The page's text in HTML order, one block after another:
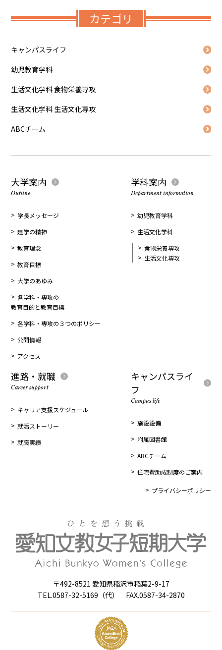
カテゴリ
キャンパスライフ
幼児教育学科
生活文化学科 食物栄養専攻
生活文化学科 生活文化専攻
ABCチーム
大学案内
Outline
学長メッセージ
建学の精神
教育理念
教育目標
大学のあゆみ
各学科・専攻の
教育目的と教育目標
各学科・専攻の３つのポリシー
公開情報
アクセス
学科案内
Department information
幼児教育学科
生活文化学科
食物栄養専攻
生活文化専攻
進路・就職
Career support
キャリア支援スケジュール
就活ストーリー
就職実績
キャンパスライ
フ
Campus life
施設設備
附属図書館
ABCチーム
住宅費助成制度のご案内
プライバシーポリシー
〒492-8521 愛知県稲沢市稲葉2-9-17
TEL.0587-32-5169（代） FAX.0587-34-2870